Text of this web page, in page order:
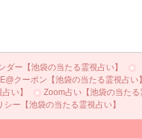
ダー【池袋の当たる霊視占い】
クーポン【池袋の当たる霊視占い】
い】 Zoom占い【池袋の当たる
シー【池袋の当たる霊視占い】